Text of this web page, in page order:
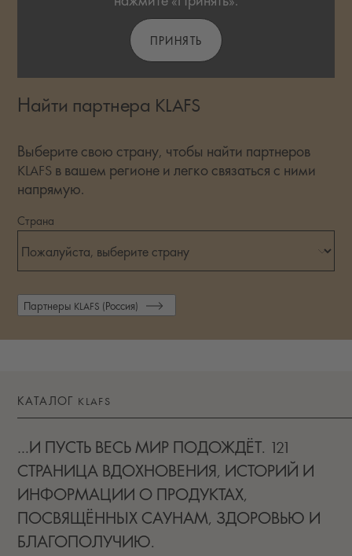
ПРИНЯТЬ
Найти партнера KLAFS
Выберите свою страну, чтобы найти партнеров
KLAFS в вашем регионе и легко связаться с ними
напрямую.
Страна
Партнеры KLAFS (Россия)
КАТАЛОГ KLAFS
…И ПУСТЬ ВЕСЬ МИР ПОДОЖДЁТ. 121
СТРАНИЦА ВДОХНОВЕНИЯ, ИСТОРИЙ И
ИНФОРМАЦИИ О ПРОДУКТАХ,
ПОСВЯЩЁННЫХ САУНАМ, ЗДОРОВЬЮ И
БЛАГОПОЛУЧИЮ.